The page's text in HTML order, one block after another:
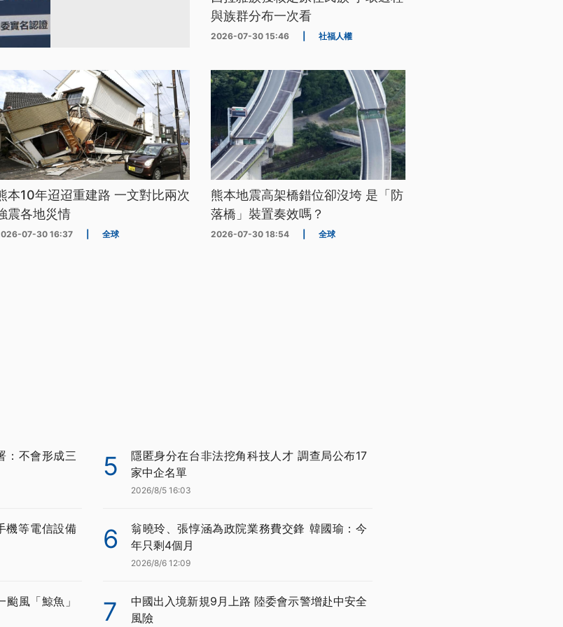
與族群分布一次看
2026-07-30 15:46 社福人權
本10年迢迢重建路 一文對比兩次
震各地災情
07-30 16:37 全球
熊本地震高架橋錯位卻沒垮 是「防
落橋」裝置奏效嗎？
2026-07-30 18:54 全球
：不會形成三
機等電信設備
風「鯨魚」
5
隱匿身分在台非法挖角科技人才 調查局公布17
家中企名單
2026/8/5 16:03
6
翁曉玲、張惇涵為政院業務費交鋒 韓國瑜：今
年只剩4個月
2026/8/6 12:09
7
中國出入境新規9月上路 陸委會示警增赴中安全
風險